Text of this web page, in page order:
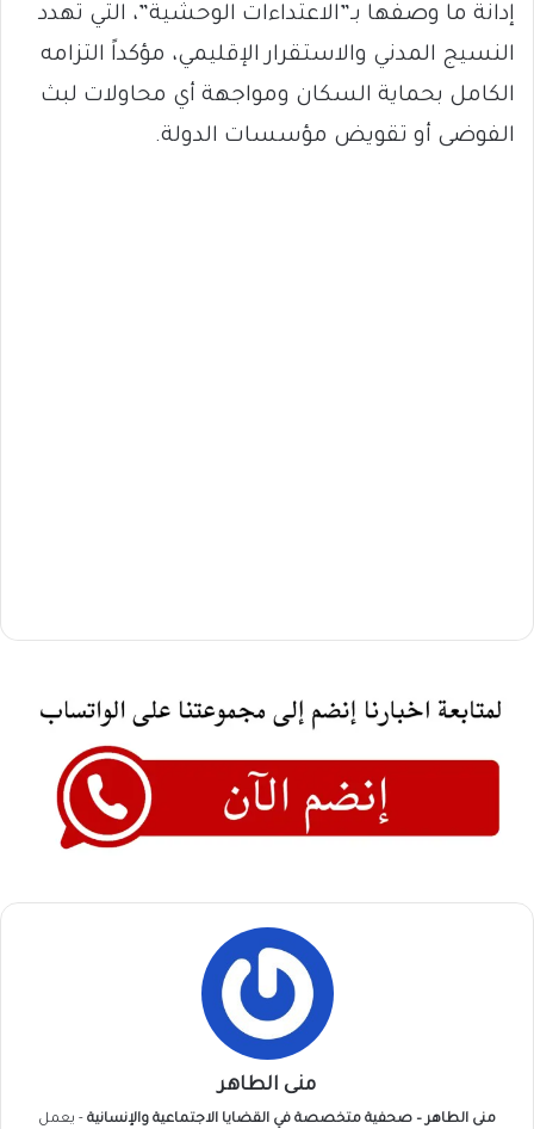
إدانة ما وصفها بـ”الاعتداءات الوحشية”، التي تهدد
النسيج المدني والاستقرار الإقليمي، مؤكداً التزامه
الكامل بحماية السكان ومواجهة أي محاولات لبث
الفوضى أو تقويض مؤسسات الدولة.
منى الطاهر
منى الطاهر – صحفية متخصصة في القضايا الاجتماعية والإنسانية - يعمل